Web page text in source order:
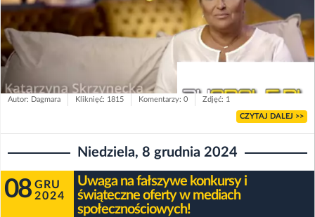
Autor: Dagmara Kliknięć: 1815 Komentarzy: 0 Zdjęć: 1
CZYTAJ DALEJ >>
Niedziela, 8 grudnia 2024
08 GRU
2024
Uwaga na fałszywe konkursy i
świąteczne oferty w mediach
społecznościowych!